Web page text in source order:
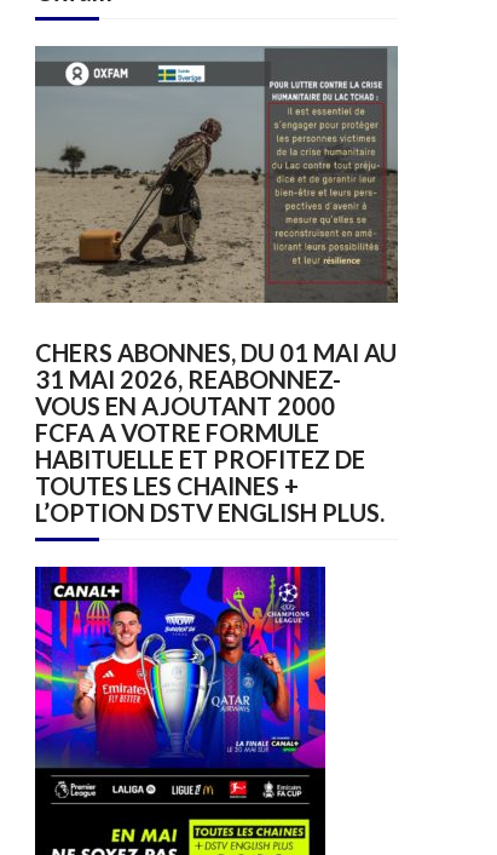
CHERS ABONNES, DU 01 MAI AU
31 MAI 2026, REABONNEZ-
VOUS EN AJOUTANT 2000
FCFA A VOTRE FORMULE
HABITUELLE ET PROFITEZ DE
TOUTES LES CHAINES +
L’OPTION DSTV ENGLISH PLUS.